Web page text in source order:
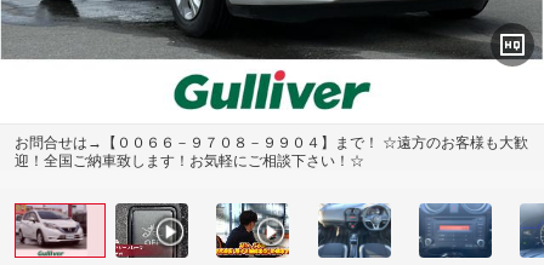
お問合せは→【００６６－９７０８－９９０４】まで！ ☆遠方のお客様も大歓
迎！全国ご納車致します！お気軽にご相談下さい！☆